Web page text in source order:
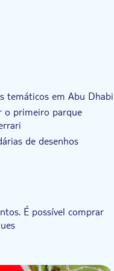
montanha-russa
Abu Dhabi, uma
temático de vida
reinos imersivos.
temáticos em Abu Dhabi
o primeiro parque
de desenhos
Abu Dhabi
e escorregas, é
atracções temáticas
É possível comprar
2 parques das
Ferrari World, Yas